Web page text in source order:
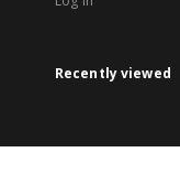
Recently viewed